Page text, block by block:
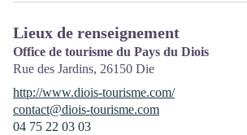
Lieux de renseignement
Office de tourisme du Pays du Diois
Rue des Jardins, 26150 Die
http://www.diois-tourisme.com/
contact@diois-tourisme.com
04 75 22 03 03